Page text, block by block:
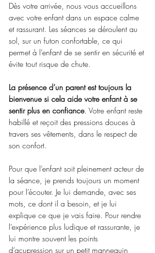
Dès votre arrivée, nous vous accueillons
avec votre enfant dans un espace calme
et rassurant. Les séances se déroulent au
sol, sur un futon confortable, ce qui
permet à l’enfant de se sentir en sécurité et
évite tout risque de chute.
La présence d’un parent est toujours la
bienvenue si cela aide votre enfant à se
sentir plus en confiance. Votre enfant reste
habillé et reçoit des pressions douces à
travers ses vêtements, dans le respect de
son confort.
Pour que l’enfant soit pleinement acteur de
la séance, je prends toujours un moment
pour l’écouter. Je lui demande, avec ses
mots, ce dont il a besoin, et je lui
explique ce que je vais faire. Pour rendre
l’expérience plus ludique et rassurante, je
lui montre souvent les points
d’acupression sur un petit mannequin